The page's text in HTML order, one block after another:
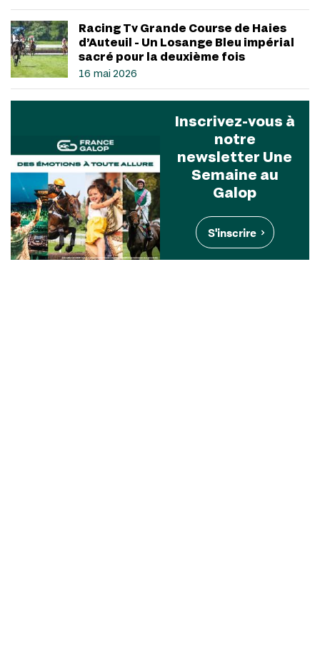
Racing Tv Grande Course de Haies
d’Auteuil - Un Losange Bleu impérial
sacré pour la deuxième fois
16 mai 2026
Inscrivez-vous à
notre
newsletter Une
Semaine au
Galop
S'inscrire